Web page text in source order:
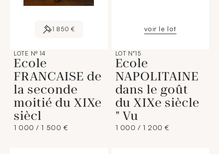
1 850 €
LOTE Nº 14
Ecole
FRANCAISE de
la seconde
moitié du XIXe
siècl
1 000 / 1 500 €
voir le lot
LOT N°15
Ecole
NAPOLITAINE
dans le goût
du XIXe siècle
" Vu
1 000 / 1 200 €